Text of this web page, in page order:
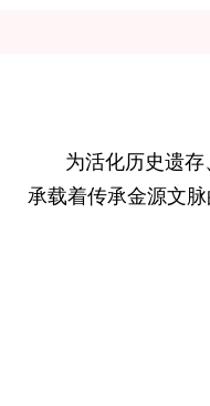
为活化历史遗
承载着传承金源文脉